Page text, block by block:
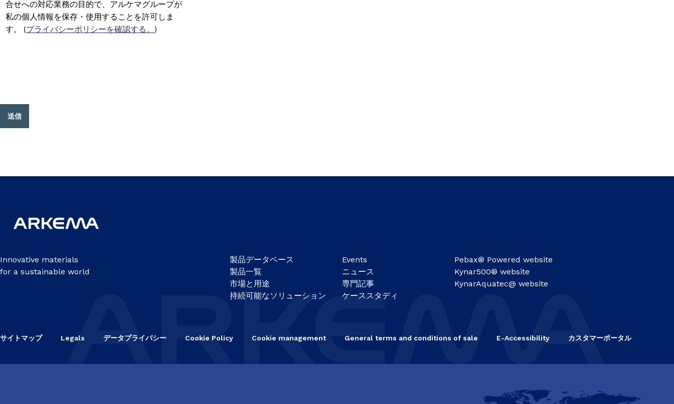
合せへの対応業務の目的で、アルケマグループが
私の個人情報を保存・使用することを許可しま
す。 (プライバシーポリシーを確認する。 )
送信
Innovative materials
for a sustainable world
製品データベース
製品一覧
市場と用途
持続可能なソリューション
Events
ニュース
専門記事
ケーススタディ
Pebax® Powered website
Kynar500® website
KynarAquatec@ website
サイトマップ Legals データプライバシー Cookie Policy Cookie management General terms and conditions of sale E-Accessibility カスタマーポータル